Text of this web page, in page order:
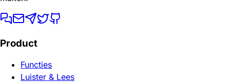
Product
Functies
Luister & Lees